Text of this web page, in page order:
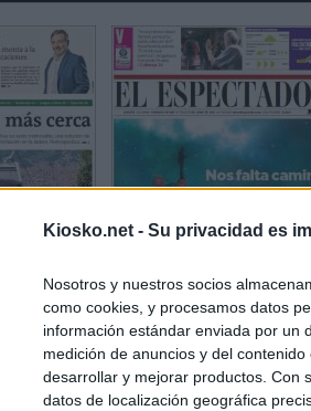
Kiosko.net - Su privacidad es
Nosotros y nuestros socios
como cookies, y procesamos datos
información estándar enviada por un
medición de anuncios y del
desarrollar y mejorar productos. Con
datos de localización geográfica